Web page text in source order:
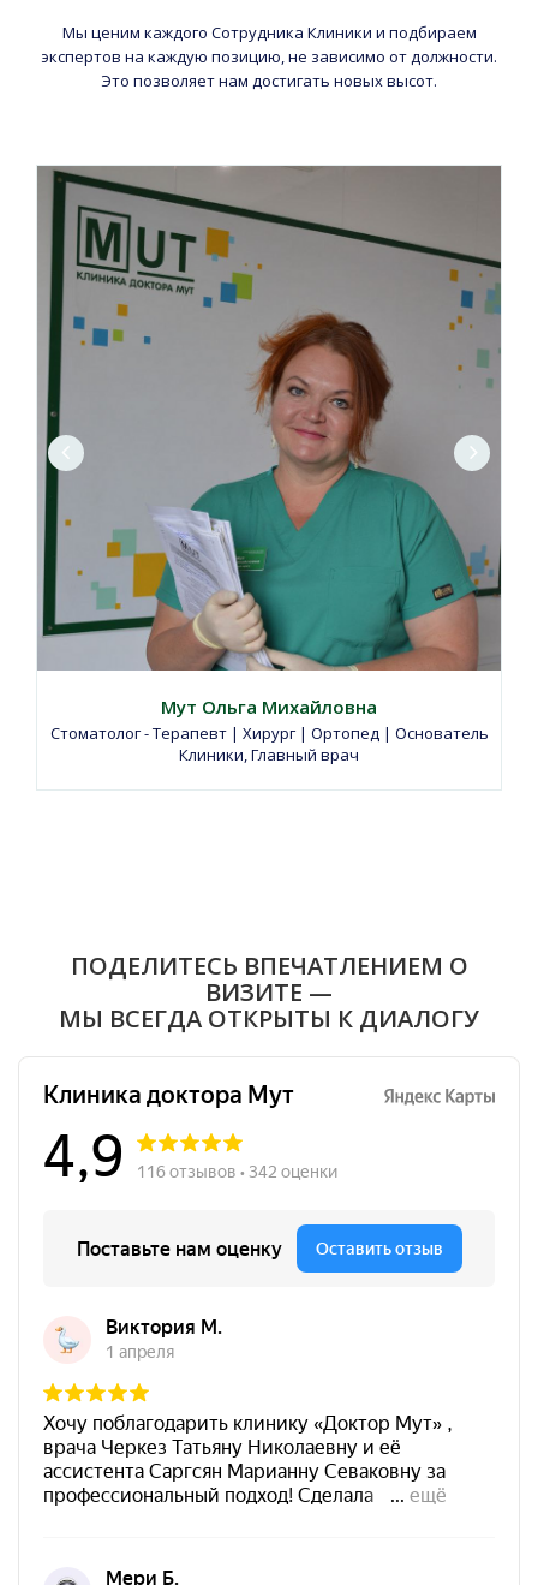
Мы ценим каждого Сотрудника Клиники и подбираем
экспертов на каждую позицию, не зависимо от должности.
Это позволяет нам достигать новых высот.
Мут Ольга Михайловна
Стоматолог - Терапевт | Хирург | Ортопед | Основатель
Клиники, Главный врач
ПОДЕЛИТЕСЬ ВПЕЧАТЛЕНИЕМ О
ВИЗИТЕ —
МЫ ВСЕГДА ОТКРЫТЫ К ДИАЛОГУ